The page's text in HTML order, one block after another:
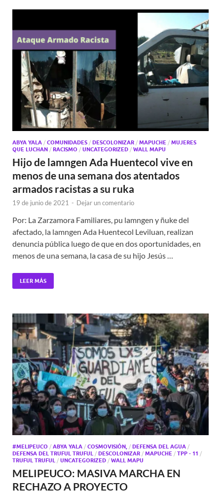
ABYA YALA / COMUNIDADES / DESCOLONIZAR / MAPUCHE / MUJERES
QUE LUCHAN / RACISMO / UNCATEGORIZED / WALL MAPU
Hijo de lamngen Ada Huentecol vive en
menos de una semana dos atentados
armados racistas a su ruka
19 de junio de 2021 - Dejar un comentario
Por: La Zarzamora Familiares, pu lamngen y ñuke del
afectado, la lamngen Ada Huentecol Leviluan, realizan
denuncia pública luego de que en dos oportunidades, en
menos de una semana, la casa de su hijo Jesús …
LEER MÁS
#MELIPEUCO / ABYA YALA / COSMOVISIÓN, / DEFENSA DEL AGUA /
DEFENSA DEL TRUFUL TRUFUL / DESCOLONIZAR / MAPUCHE / TPP - 11 /
TRUFUL TRUFUL / UNCATEGORIZED / WALL MAPU
MELIPEUCO: MASIVA MARCHA EN
RECHAZO A PROYECTO